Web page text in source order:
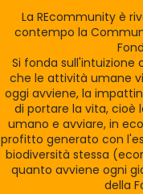
La REcommunity è
contempo la
Si fonda sull'intuizione
che le attività umane
oggi avviene, la
di portare la vita, cioè
umano e avviare, in
profitto generato con
biodiversità stessa
quanto avviene ogni
della